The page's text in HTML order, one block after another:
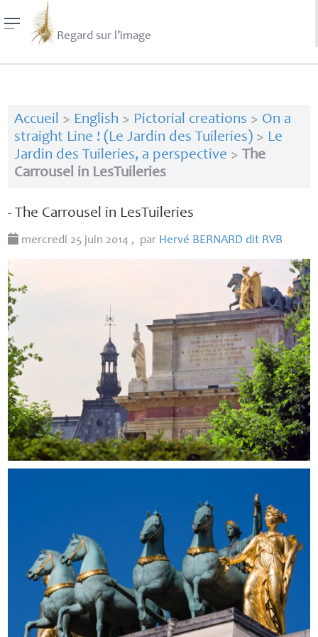
Regard sur l’image
Accueil > English > Pictorial creations > On a
straight Line ! (Le Jardin des Tuileries)> Le
Jardin des Tuileries, a perspective > The
Carrousel in LesTuileries
- The Carrousel in LesTuileries
mercredi 25 juin 2014 , par Hervé BERNARD dit RVB